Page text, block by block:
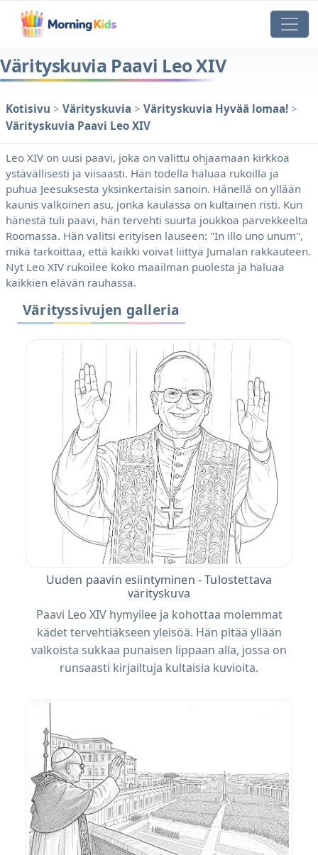
Värityskuvia Paavi Leo XIV
Kotisivu > Värityskuvia > Värityskuvia Hyvää lomaa! >
Värityskuvia Paavi Leo XIV
Leo XIV on uusi paavi, joka on valittu ohjaamaan kirkkoa
ystävällisesti ja viisaasti. Hän todella haluaa rukoilla ja
puhua Jeesuksesta yksinkertaisin sanoin. Hänellä on yllään
kaunis valkoinen asu, jonka kaulassa on kultainen risti. Kun
hänestä tuli paavi, hän tervehti suurta joukkoa parvekkeelta
Roomassa. Hän valitsi erityisen lauseen: "In illo uno unum",
mikä tarkoittaa, että kaikki voivat liittyä Jumalan rakkauteen.
Nyt Leo XIV rukoilee koko maailman puolesta ja haluaa
kaikkien elävän rauhassa.
Värityssivujen galleria
Uuden paavin esiintyminen - Tulostettava
värityskuva
Paavi Leo XIV hymyilee ja kohottaa molemmat
kädet tervehtiäkseen yleisöä. Hän pitää yllään
valkoista sukkaa punaisen lippaan alla, jossa on
runsaasti kirjailtuja kultaisia ​​kuvioita.